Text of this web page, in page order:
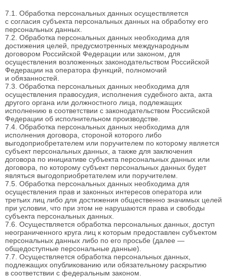
7.1. Обработка персональных данных осуществляется
с согласия субъекта персональных данных на обработку его
персональных данных.
7.2. Обработка персональных данных необходима для
достижения целей, предусмотренных международным
договором Российской Федерации или законом, для
осуществления возложенных законодательством Российской
Федерации на оператора функций, полномочий
и обязанностей.
7.3. Обработка персональных данных необходима для
осуществления правосудия, исполнения судебного акта, акта
другого органа или должностного лица, подлежащих
исполнению в соответствии с законодательством Российской
Федерации об исполнительном производстве.
7.4. Обработка персональных данных необходима для
исполнения договора, стороной которого либо
выгодоприобретателем или поручителем по которому является
субъект персональных данных, а также для заключения
договора по инициативе субъекта персональных данных или
договора, по которому субъект персональных данных будет
являться выгодоприобретателем или поручителем.
7.5. Обработка персональных данных необходима для
осуществления прав и законных интересов оператора или
третьих лиц либо для достижения общественно значимых целей
при условии, что при этом не нарушаются права и свободы
субъекта персональных данных.
7.6. Осуществляется обработка персональных данных, доступ
неограниченного круга лиц к которым предоставлен субъектом
персональных данных либо по его просьбе (далее —
общедоступные персональные данные).
7.7. Осуществляется обработка персональных данных,
подлежащих опубликованию или обязательному раскрытию
в соответствии с федеральным законом.